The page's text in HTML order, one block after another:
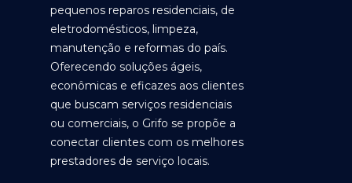
pequenos reparos residenciais, de
eletrodomésticos, limpeza,
manutenção e reformas do país.
Oferecendo soluções ágeis,
econômicas e eficazes aos clientes
que buscam serviços residenciais
ou comerciais, o Grifo se propõe a
conectar clientes com os melhores
prestadores de serviço locais.